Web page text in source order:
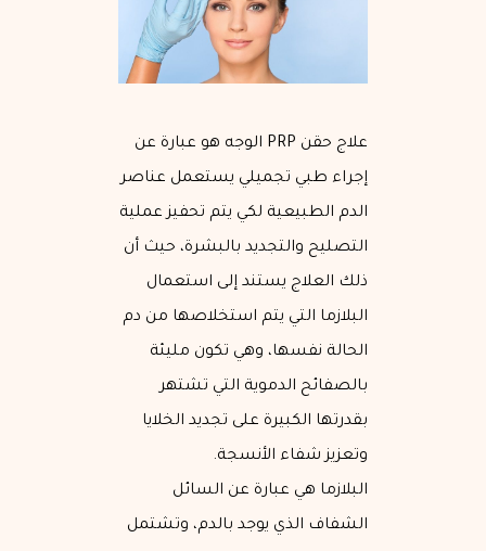
علاج حقن PRP الوجه هو عبارة عن
إجراء طبي تجميلي يستعمل عناصر
الدم الطبيعية لكي يتم تحفيز عملية
التصليح والتجديد بالبشرة، حيث أن
ذلك العلاج يستند إلى استعمال
البلازما التي يتم استخلاصها من دم
الحالة نفسها، وهي تكون مليئة
بالصفائح الدموية التي تشتهر
بقدرتها الكبيرة على تجديد الخلايا
وتعزيز شفاء الأنسجة.
البلازما هي عبارة عن السائل
الشفاف الذي يوجد بالدم، وتشتمل